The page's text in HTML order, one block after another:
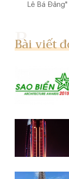
Lê Bá Đảng"
Bài viết